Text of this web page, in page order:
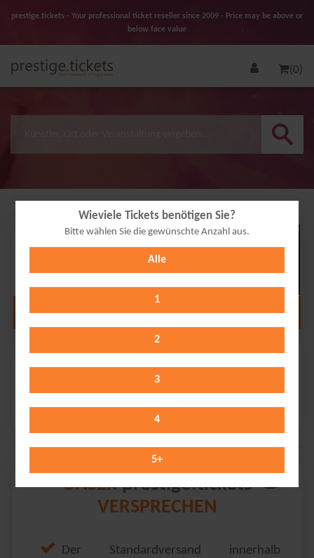
prestige.tickets - Your professional ticket reseller since 2009 - Price may be above or
below face value
(0)
Wieviele Tickets benötigen Sie?
Bitte wählen Sie die gewünschte Anzahl aus.
Alle
1
2
3
4
5+
23
Alle Termine anzeigen
Loreley Freilichtbühne // St. Goarshausen / Loreley
Sunday 23.08.2026
UNSERprestige.tickets
VERSPRECHEN
Der Standardversand innerhalb